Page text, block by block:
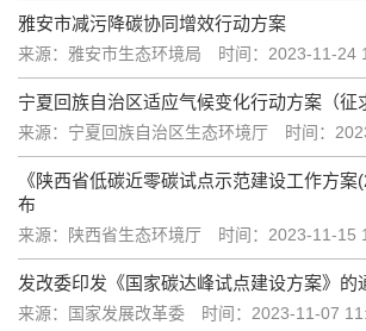
雅安市减污降碳协同增效行动方案
来源：雅安市生态环境局 时间：2023-11-24
宁夏回族自治区适应气候变化行动方案（征
来源：宁夏回族自治区生态环境厅 时间：
《陕西省低碳近零碳试点示范建设工作方案
布
来源：陕西省生态环境厅 时间：2023-11-15
发改委印发《国家碳达峰试点建设方案》的
来源：国家发展改革委 时间：2023-11-07